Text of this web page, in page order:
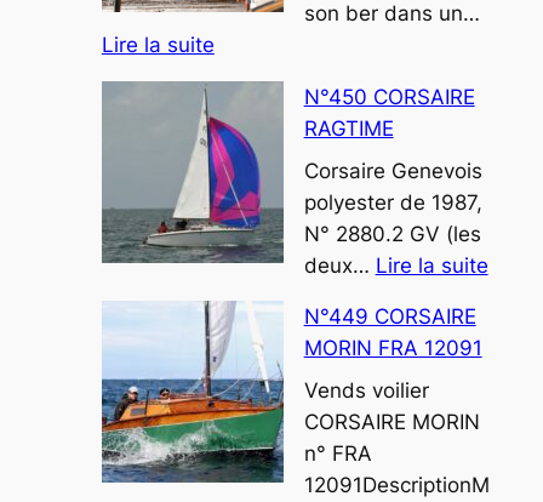
son ber dans un…
Lire la suite:
N°451
CORSAIRE
ARCHILOQUE
N°450 CORSAIRE
RAGTIME
Corsaire Genevois
polyester de 1987,
N° 2880.2 GV (les
deux… Lire la suite:
N°449 CORSAIRE
MORIN FRA 12091
Vends voilier
CORSAIRE MORIN
n° FRA
12091DescriptionM